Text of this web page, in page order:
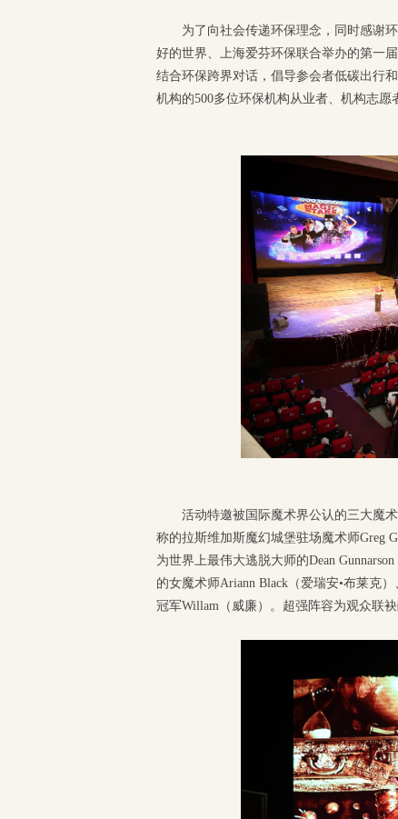
为了向社会传递环保理念，同时感谢
好的世界、上海爱芬环保联合举办的第一
结合环保跨界对话，倡导参会者低碳出行
机构的500多位环保机构从业者、机构志愿
活动特邀被国际魔术界公认的三大魔
称的拉斯维加斯魔幻城堡驻场魔术师Greg
为世界上最伟大逃脱大师的Dean
的女魔术师Ariann Black（爱瑞安•布莱克
冠军Willam（威廉）。超强阵容为观众联